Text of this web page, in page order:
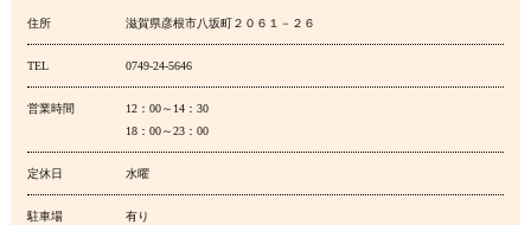
住所 滋賀県彦根市八坂町２０６１－２６
TEL 0749-24-5646
営業時間
12：00～14：30
18：00～23：00
定休日 水曜
駐車場 有り